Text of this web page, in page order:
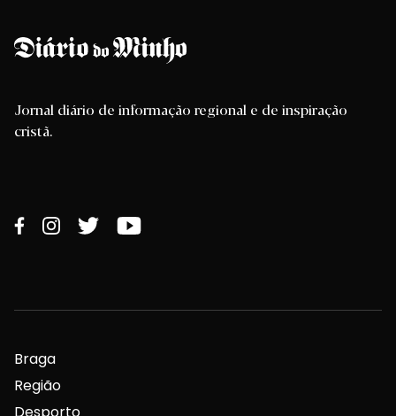
Jornal diário de informação regional e de inspiração
cristã.
Braga
Região